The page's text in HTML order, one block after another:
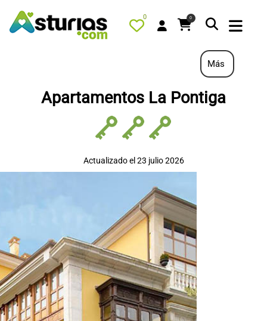
0 0
PORTADA
QUÉ HACER
RESTAURANTES
OFERTAS
CONTACTO
Más
Apartamentos La Pontiga
Actualizado el 23 julio 2026